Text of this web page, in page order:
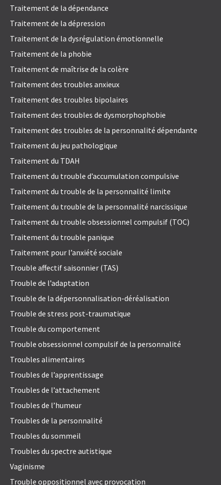
Traitement de la dépendance
Traitement de la dépression
Traitement de la dysrégulation émotionnelle
Traitement de la phobie
Traitement de maîtrise de la colère
Traitement des troubles anxieux
Traitement des troubles bipolaires
Traitement des troubles de dysmorphophobie
Traitement des troubles de la personnalité dépendante
Traitement du jeu pathologique
Traitement du TDAH
Traitement du trouble d’accumulation compulsive
Traitement du trouble de la personnalité limite
Traitement du trouble de la personnalité narcissique
Traitement du trouble obsessionnel compulsif (TOC)
Traitement du trouble panique
Traitement pour l’anxiété sociale
Trouble affectif saisonnier (TAS)
Trouble de l’adaptation
Trouble de la dépersonnalisation-déréalisation
Trouble de stress post-traumatique
Trouble du comportement
Trouble obsessionnel compulsif de la personnalité
Troubles alimentaires
Troubles de l’apprentissage
Troubles de l’attachement
Troubles de l’humeur
Troubles de la personnalité
Troubles du sommeil
Troubles du spectre autistique
Vaginisme
Trouble oppositionnel avec provocation